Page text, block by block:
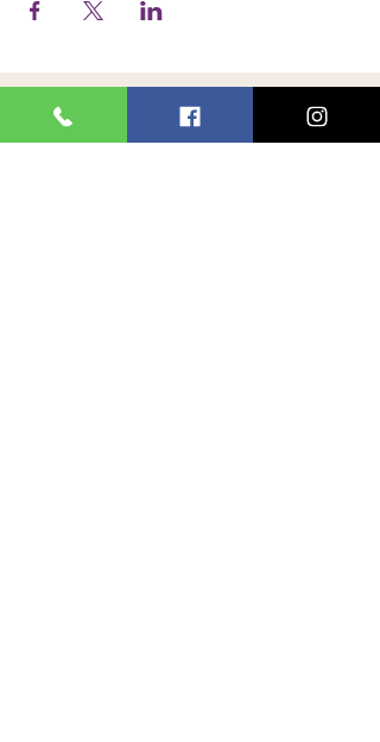
PASSIONI
OLISTICHE